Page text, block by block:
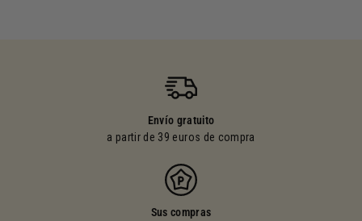
Envío gratuito
a partir de 39 euros de compra
Sus compras